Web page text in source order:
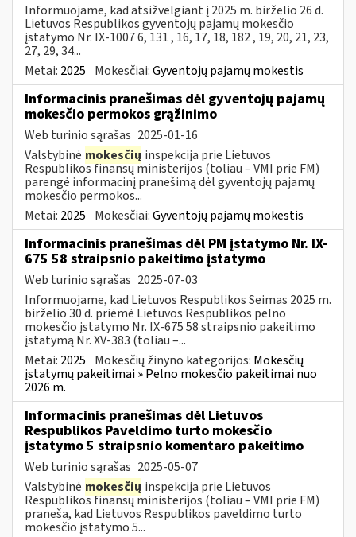
Informuojame, kad atsižvelgiant į 2025 m. birželio 26 d.
Lietuvos Respublikos gyventojų pajamų mokesčio
įstatymo Nr. IX-1007 6, 131 , 16, 17, 18, 182 , 19, 20, 21, 23,
27, 29, 34...
Metai: 2025 Mokesčiai:Gyventojų pajamų mokestis
Informacinis pranešimas dėl gyventojų pajamų
mokesčio permokos grąžinimo
Web turinio sąrašas 2025-01-16
Valstybinė mokesčių inspekcija prie Lietuvos
Respublikos finansų ministerijos (toliau – VMI prie FM)
parengė informacinį pranešimą dėl gyventojų pajamų
mokesčio permokos...
Metai: 2025 Mokesčiai:Gyventojų pajamų mokestis
Informacinis pranešimas dėl PM įstatymo Nr. IX-
675 58 straipsnio pakeitimo įstatymo
Web turinio sąrašas 2025-07-03
Informuojame, kad Lietuvos Respublikos Seimas 2025 m.
birželio 30 d. priėmė Lietuvos Respublikos pelno
mokesčio įstatymo Nr. IX-675 58 straipsnio pakeitimo
įstatymą Nr. XV-383 (toliau –...
Metai: 2025 Mokesčių žinyno kategorijos: Mokesčių
įstatymų pakeitimai » Pelno mokesčio pakeitimai nuo
2026 m.
Informacinis pranešimas dėl Lietuvos
Respublikos Paveldimo turto mokesčio
įstatymo 5 straipsnio komentaro pakeitimo
Web turinio sąrašas 2025-05-07
Valstybinė mokesčių inspekcija prie Lietuvos
Respublikos finansų ministerijos (toliau – VMI prie FM)
praneša, kad Lietuvos Respublikos paveldimo turto
mokesčio įstatymo 5...